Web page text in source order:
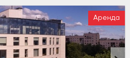
Аренда